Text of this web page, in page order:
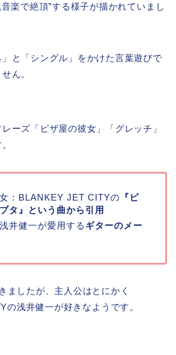
楽で絶頂”する様子が描かれていまし
と「シングル」をかけた言葉遊びで
ん。
ーズ「ピザ屋の彼女」「グレッチ」
：BLANKEY JET CITYの 『ピ
タ』という曲から引用
井健一が愛用する ギターのメー
ましたが、主人公はとにかく
の浅井健一が好きなようです。